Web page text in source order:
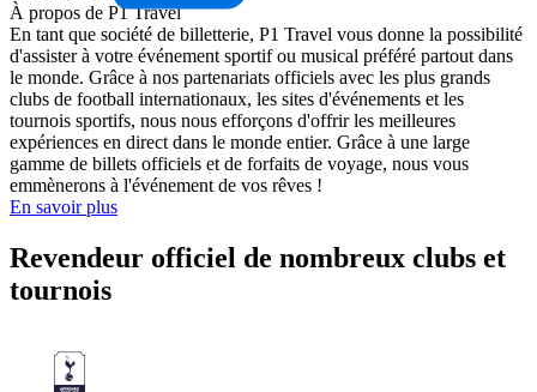
À propos de P1 Travel
En tant que société de billetterie, P1 Travel vous donne la possibilité
d'assister à votre événement sportif ou musical préféré partout dans
le monde. Grâce à nos partenariats officiels avec les plus grands
clubs de football internationaux, les sites d'événements et les
tournois sportifs, nous nous efforçons d'offrir les meilleures
expériences en direct dans le monde entier. Grâce à une large
gamme de billets officiels et de forfaits de voyage, nous vous
emmènerons à l'événement de vos rêves !
En savoir plus
Revendeur officiel de nombreux clubs et
tournois